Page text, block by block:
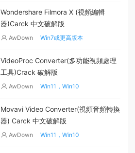
Wondershare Filmora X (視頻編輯
器)Carck 中文破解版
AwDown Win7或更高版本
VideoProc Converter(多功能視頻處理
工具)Crack 破解版
AwDown Win11，Win10
Movavi Video Converter(視頻音頻轉換
器) Carck 中文破解版
AwDown Win11，Win10